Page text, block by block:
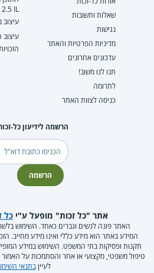
שאלות ותשובות
נגישות
מדיניות הפרטיות והאתר
עדכונים אחרונים
תנו לנו משוב!
לתרומה
כניסה לצוות האתר
IL.
עיצוב
הרשמה לידיעון כל-
דוא"ל
הרשמה
אתר "כל זכות" מופעל ע"יכל
האתר פונה לנשים וגברים כאחד. השימוש
המידע באתר הוא מידע כללי ואינו מידע מחייב.
תקנות ופסיקות בתי המשפט. השימוש במידע
טיפול משפטי, מקצועי או אחר והסתמכות על
לעייןבתנאי